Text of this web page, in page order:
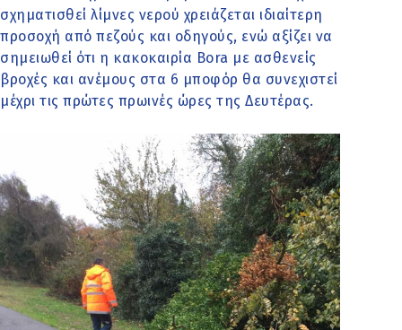
σχηματισθεί λίμνες νερού χρειάζεται ιδιαίτερη
προσοχή από πεζούς και οδηγούς, ενώ αξίζει να
σημειωθεί ότι η κακοκαιρία Bora με ασθενείς
βροχές και ανέμους στα 6 μποφόρ θα συνεχιστεί
μέχρι τις πρώτες πρωινές ώρες της Δευτέρας.